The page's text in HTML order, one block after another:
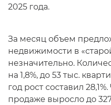
2025 года.
За месяц объем
недвижимости в
незначительно.
на 1,8%, до 53 тыс.
год рост составил
продаже выросло до